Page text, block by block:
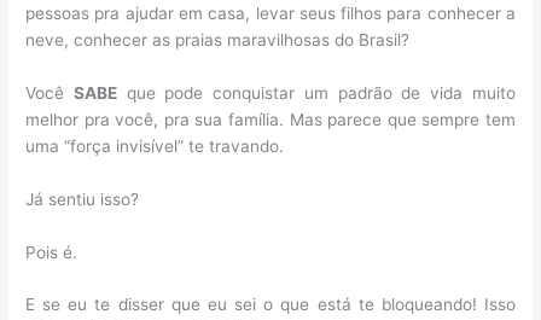
pessoas pra ajudar em casa, levar seus filhos para conhecer a
neve, conhecer as praias maravilhosas do Brasil?
Você SABEque pode conquistar um padrão de vida muito
melhor pra você, pra sua família. Mas parece que sempre tem
uma “força invisível” te travando.
Já sentiu isso?
Pois é.
E se eu te disser que eu sei o que está te bloqueando! Isso